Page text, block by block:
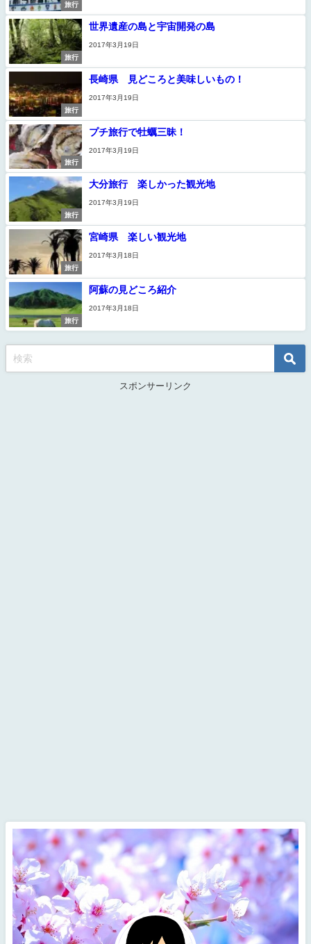
旅行
旅行
世界遺産の島と宇宙開発の島
2017年3月19日
旅行
長崎県 見どころと美味しいもの！
2017年3月19日
旅行
プチ旅行で牡蠣三昧！
2017年3月19日
旅行
大分旅行 楽しかった観光地
2017年3月19日
旅行
宮崎県 楽しい観光地
2017年3月18日
旅行
阿蘇の見どころ紹介
2017年3月18日
スポンサーリンク